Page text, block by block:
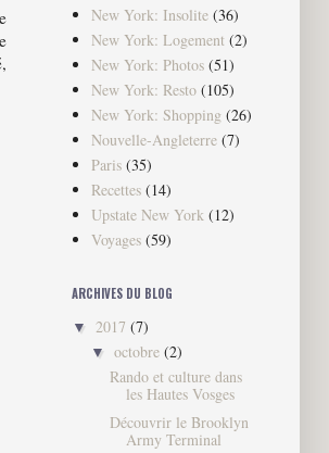
New York: Insolite (36)
New York: Logement (2)
New York: Photos (51)
New York: Resto (105)
New York: Shopping (26)
Nouvelle-Angleterre (7)
Paris (35)
Recettes (14)
Upstate New York (12)
Voyages (59)
ARCHIVES DU BLOG
▼ 2017 (7)
▼ octobre (2)
Rando et culture dans
les Hautes Vosges
Découvrir le Brooklyn
Army Terminal